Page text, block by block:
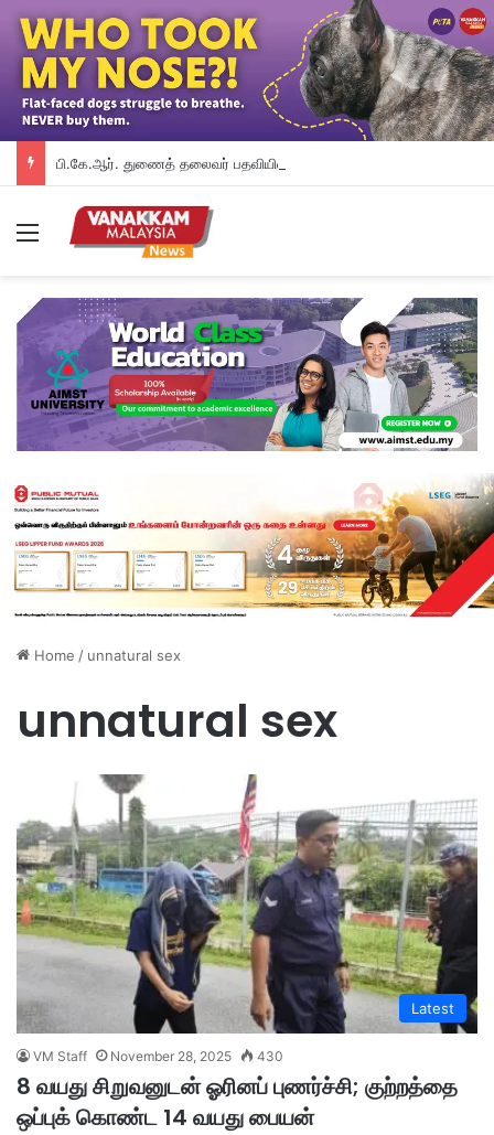
Menu
Home / unnatural sex
unnatural sex
Latest
VM Staff November 28, 2025 430
8 வயது சிறுவனுடன் ஓரினப் புணர்ச்சி; குற்றத்தை
ஒப்புக் கொண்ட 14 வயது பையன்